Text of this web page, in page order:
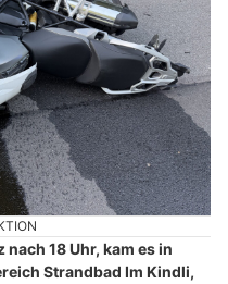
18 Uhr, kam es in
Strandbad Im Kindli,